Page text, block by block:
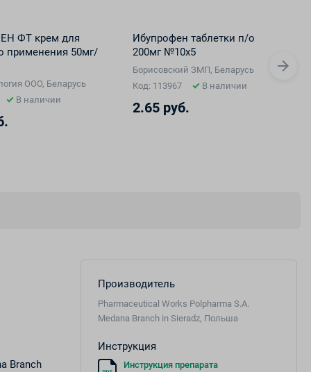
ФТ крем для
применения 50мг/
ООО, Беларусь
В наличии
Ибупрофен таблетки п/о
200мг №10х5
Борисовский ЗМП, Беларусь
Код: 113967
В наличии
2.65 руб.
Branch
Производитель
Pharmaceutical Works Polpharma S.A.
Medana Branch in Sieradz, Польша
Инструкция
Инструкция препарата